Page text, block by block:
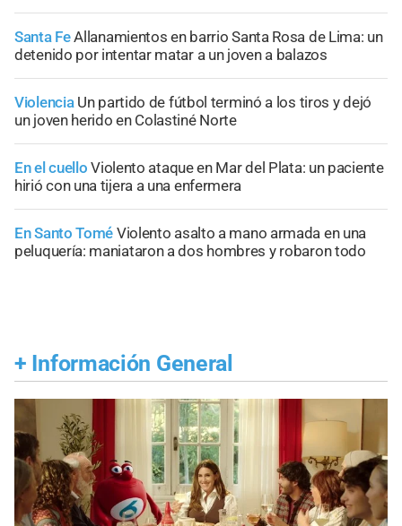
Santa FeAllanamientos en barrio Santa Rosa de Lima: un
detenido por intentar matar a un joven a balazos
Violencia Un partido de fútbol terminó a los tiros y dejó
un joven herido en Colastiné Norte
En el cuello Violento ataque en Mar del Plata: un paciente
hirió con una tijera a una enfermera
En Santo Tomé Violento asalto a mano armada en una
peluquería: maniataron a dos hombres y robaron todo
+ Información General